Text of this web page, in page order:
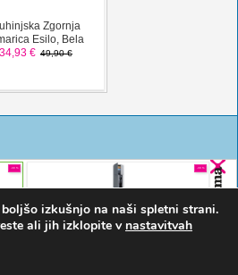
izkušnjo na naši spletni strani.
ali jih izklopite v nastavitvah